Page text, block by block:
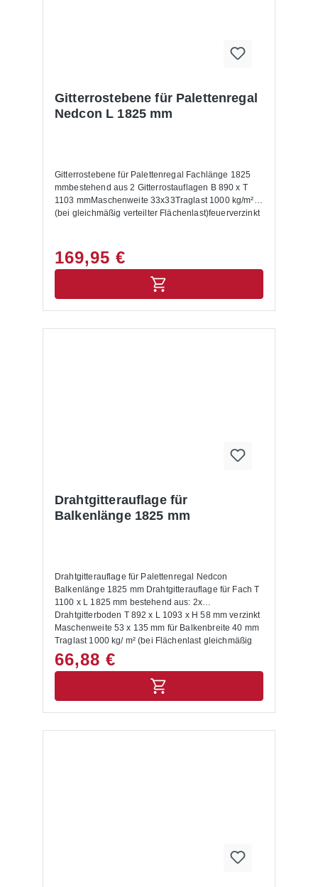
Gitterrostebene für Palettenregal
Nedcon L 1825 mm
Gitterrostebene für Palettenregal Fachlänge 1825
mmbestehend aus 2 Gitterrostauflagen B 890 x T
1103 mmMaschenweite 33x33Traglast 1000 kg/m²
(bei gleichmäßig verteilter Flächenlast)feuerverzinkt
169,95 €
Drahtgitterauflage für
Balkenlänge 1825 mm
Drahtgitterauflage für Palettenregal Nedcon
Balkenlänge 1825 mm Drahtgitterauflage für Fach T
1100 x L 1825 mm bestehend aus: 2x
Drahtgitterboden T 892 x L 1093 x H 58 mm verzinkt
Maschenweite 53 x 135 mm für Balkenbreite 40 mm
Traglast 1000 kg/ m² (bei Flächenlast gleichmäßig
verteilter Last, Punkt- und Streckenlasten sind nicht
berücksichtigt)
66,88 €